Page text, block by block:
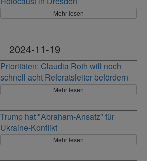
Mehr lesen
2024-11-19
Prioritäten: Claudia Roth will noch
schnell acht Referatsleiter befördern
Mehr lesen
Trump hat "Abraham-Ansatz" für
Ukraine-Konflikt
Mehr lesen